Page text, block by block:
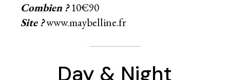
Combien ?10€90
Site ?www.maybelline.fr
Day & Night